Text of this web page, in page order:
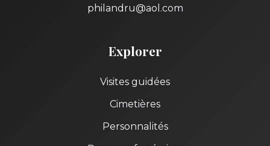
philandru@aol.com
Explorer
Visites guidées
Cimetières
Personnalités